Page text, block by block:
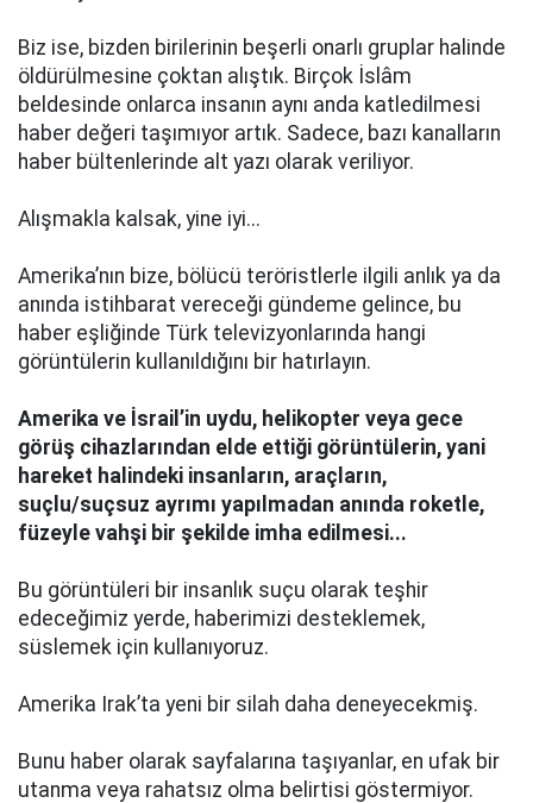
Biz ise, bizden birilerinin beşerli onarlı gruplar halinde
öldürülmesine çoktan alıştık. Birçok İslâm
beldesinde onlarca insanın aynı anda katledilmesi
haber değeri taşımıyor artık. Sadece, bazı kanalların
haber bültenlerinde alt yazı olarak veriliyor.
Alışmakla kalsak, yine iyi...
Amerika’nın bize, bölücü teröristlerle ilgili anlık ya da
anında istihbarat vereceği gündeme gelince, bu
haber eşliğinde Türk televizyonlarında hangi
görüntülerin kullanıldığını bir hatırlayın.
Amerika ve İsrail’in uydu, helikopter veya gece
görüş cihazlarından elde ettiği görüntülerin, yani
hareket halindeki insanların, araçların,
suçlu/suçsuz ayrımı yapılmadan anında roketle,
füzeyle vahşi bir şekilde imha edilmesi...
Bu görüntüleri bir insanlık suçu olarak teşhir
edeceğimiz yerde, haberimizi desteklemek,
süslemek için kullanıyoruz.
Amerika Irak’ta yeni bir silah daha deneyecekmiş.
Bunu haber olarak sayfalarına taşıyanlar, en ufak bir
utanma veya rahatsız olma belirtisi göstermiyor.